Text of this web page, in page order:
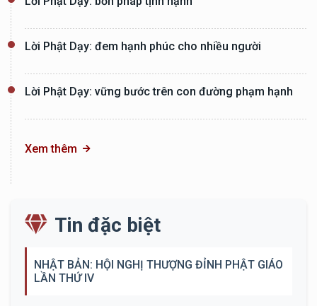
Lời Phật Dạy: đem hạnh phúc cho nhiều người
Lời Phật Dạy: vững bước trên con đường phạm hạnh
Xem thêm
Tin đặc biệt
NHẬT BẢN: HỘI NGHỊ THƯỢNG ĐỈNH PHẬT GIÁO
LẦN THỨ IV